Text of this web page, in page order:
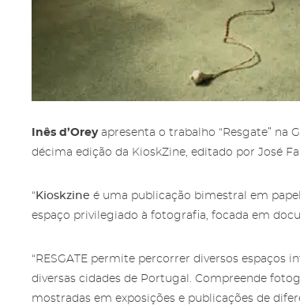
Inês d’Oreyapresenta o trabalho “Resgate” na
décima edição da KioskZine, editado por José
“ Kioskzine é uma publicação bimestral em
espaço privilegiado à fotografia, focada em
“RESGATE permite percorrer diversos espaços
diversas cidades de Portugal. Compreende
mostradas em exposições e publicações de